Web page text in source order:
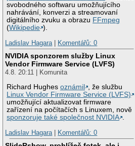
svobodného softwaru umožňujícího
nahrávání, konverzi a streamovaní
digitálního zvuku a obrazu FFmpeg
(Wikipedie ).
Ladislav Hagara
Komentářů: 0
NVIDIA sponzorem služby Linux
Vendor Firmware Service (LVFS)
4.8. 20:11 | Komunita
Richard Hughesoznámil
, že službu
Linux Vendor Firmware Service (LVFS)
umožňující aktualizovat firmware
zařízení na počítačích s Linuxem, nově
sponzoruje také společnost NVIDIA .
Ladislav Hagara | Komentářů: 0